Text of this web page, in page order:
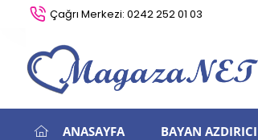
Çağrı Merkezi: 0242 252 01 03
ANASAYFA BAYAN AZDIRICI